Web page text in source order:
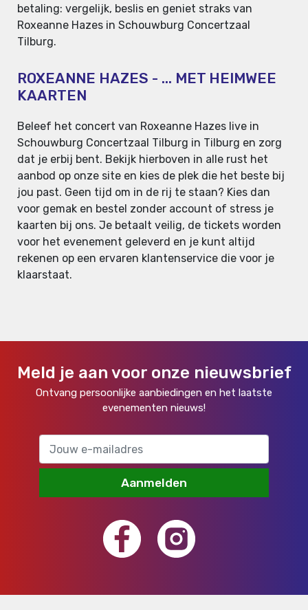
betaling: vergelijk, beslis en geniet straks van
Roxeanne Hazes in Schouwburg Concertzaal
Tilburg.
ROXEANNE HAZES - ... MET HEIMWEE
KAARTEN
Beleef het concert van Roxeanne Hazes live in
Schouwburg Concertzaal Tilburg in Tilburg en zorg
dat je erbij bent. Bekijk hierboven in alle rust het
aanbod op onze site en kies de plek die het beste bij
jou past. Geen tijd om in de rij te staan? Kies dan
voor gemak en bestel zonder account of stress je
kaarten bij ons. Je betaalt veilig, de tickets worden
voor het evenement geleverd en je kunt altijd
rekenen op een ervaren klantenservice die voor je
klaarstaat.
Meld je aan voor onze nieuwsbrief
Ontvang persoonlijke aanbiedingen en het laatste
evenementen nieuws!
Aanmelden